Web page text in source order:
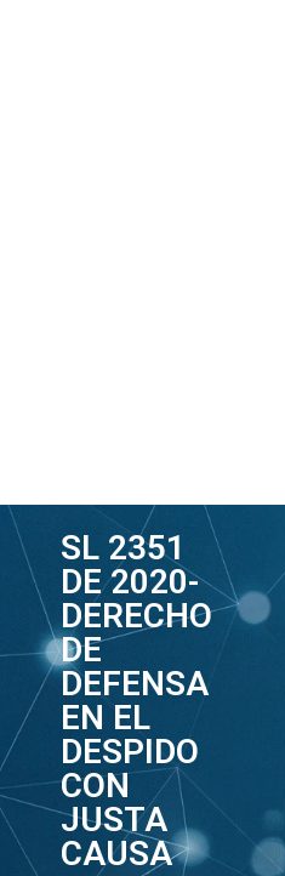
SL 2351
DE 2020-
DERECHO
DE
DEFENSA
EN EL
DESPIDO
CON
JUSTA
CAUSA